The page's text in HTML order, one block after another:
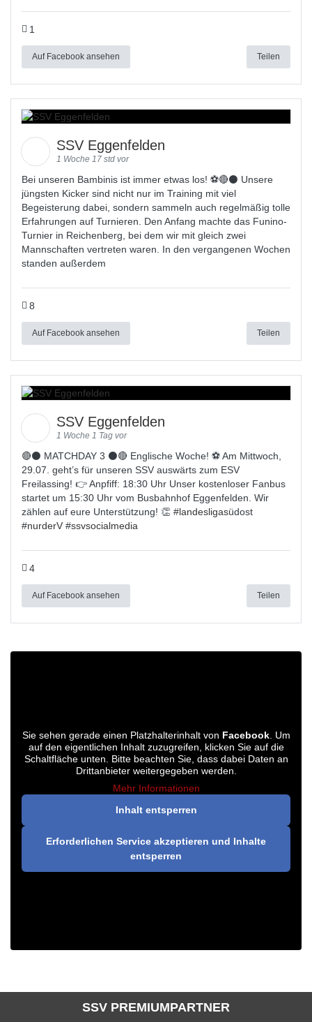
1
Auf Facebook ansehen Teilen
SSV Eggenfelden
1 Woche 17 std vor
Bei unseren Bambinis ist immer etwas los! ⚽️🔴⚫ Unsere
jüngsten Kicker sind nicht nur im Training mit viel
Begeisterung dabei, sondern sammeln auch regelmäßig tolle
Erfahrungen auf Turnieren. Den Anfang machte das Funino-
Turnier in Reichenberg, bei dem wir mit gleich zwei
Mannschaften vertreten waren. In den vergangenen Wochen
standen außerdem
8
Auf Facebook ansehen Teilen
SSV Eggenfelden
1 Woche 1 Tag vor
🔴⚫️ MATCHDAY 3 ⚫️🔴 Englische Woche! ⚽ Am Mittwoch,
29.07. geht’s für unseren SSV auswärts zum ESV
Freilassing! 👉 Anpfiff: 18:30 Uhr Unser kostenloser Fanbus
startet um 15:30 Uhr vom Busbahnhof Eggenfelden. Wir
zählen auf eure Unterstützung! 👏 #landesligasüdost
#nurderV #ssvsocialmedia
4
Auf Facebook ansehen Teilen
Sie sehen gerade einen Platzhalterinhalt von Facebook. Um
auf den eigentlichen Inhalt zuzugreifen, klicken Sie auf die
Schaltfläche unten. Bitte beachten Sie, dass dabei Daten an
Drittanbieter weitergegeben werden.
Mehr Informationen
Inhalt entsperren
Erforderlichen Service akzeptieren und Inhalte
entsperren
SSV PREMIUMPARTNER